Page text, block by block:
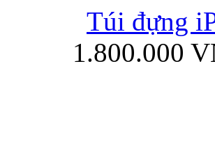
Túi xách da
Túi đựng
1.800.000